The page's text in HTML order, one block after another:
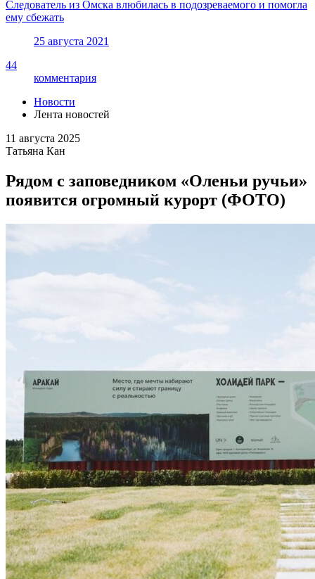
Следователь из Омска влюбилась в подозреваемого и помогла
ему сбежать
25 августа 2021
44
комментария
Новости
Лента новостей
11 августа 2025
Татьяна Кан
Рядом с заповедником «Оленьи ручьи»
появится огромный курорт (ФОТО)